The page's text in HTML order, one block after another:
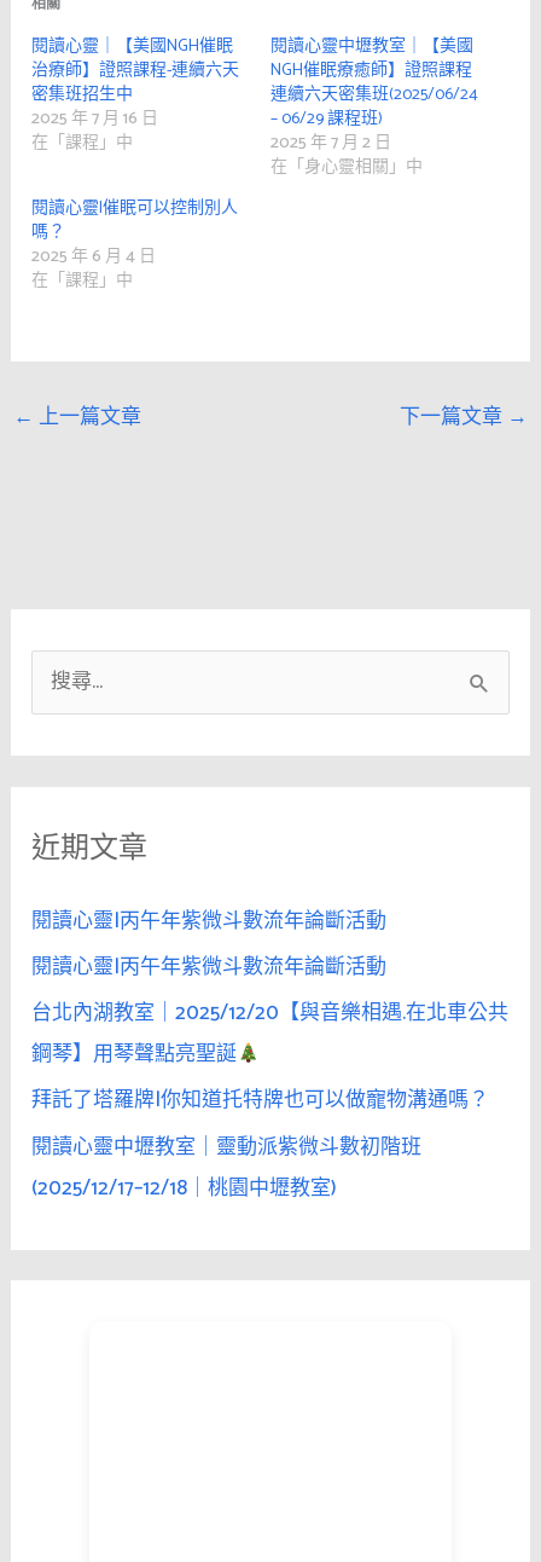
閱讀心靈｜【美國NGH催眠
治療師】證照課程-連續六天
密集班招生中
2025 年 7 月 16 日
在「課程」中
閱讀心靈中壢教室｜【美國
NGH催眠療癒師】證照課程
連續六天密集班(2025/06/24
– 06/29 課程班)
2025 年 7 月 2 日
在「身心靈相關」中
閱讀心靈|催眠可以控制別人
嗎？
2025 年 6 月 4 日
在「課程」中
← 上一篇文章 下一篇文章 →
尋
關
字
近期文章
閱讀心靈|丙午年紫微斗數流年論斷活動
閱讀心靈|丙午年紫微斗數流年論斷活動
台北內湖教室｜2025/12/20【與音樂相遇.在北車公共
鋼琴】用琴聲點亮聖誕
拜託了塔羅牌|你知道托特牌也可以做寵物溝通嗎？
閱讀心靈中壢教室｜靈動派紫微斗數初階班
(2025/12/17–12/18｜桃園中壢教室)